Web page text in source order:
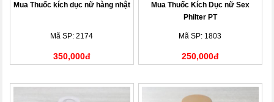
Mua Thuốc kích dục nữ hàng nhật
Mã SP: 2174
350,000đ
Mua Thuốc Kích Dục nữ Sex
Philter PT
Mã SP: 1803
250,000đ